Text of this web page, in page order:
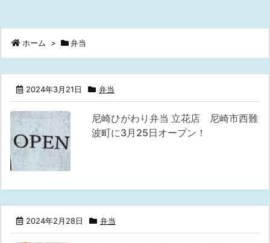
ホーム > 弁当
2024年3月21日 弁当
尼崎ひがわり弁当 立花店 尼崎市西難
波町に3月25日オープン！
2024年2月28日 弁当